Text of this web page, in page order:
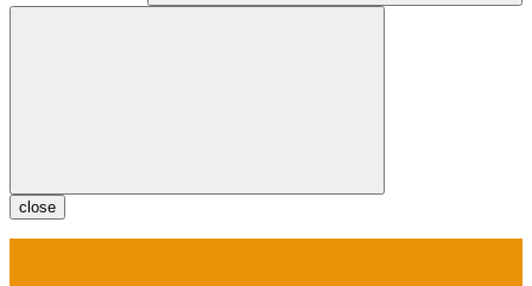
close